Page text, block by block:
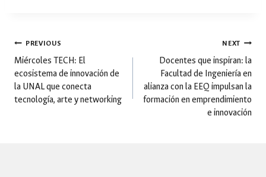
Post
navigation
PREVIOUS
Miércoles TECH: El
ecosistema de innovación de
la UNAL que conecta
tecnología, arte y networking
NEXT
Docentes que inspiran: la
Facultad de Ingeniería en
alianza con la EEQ impulsan la
formación en emprendimiento
e innovación